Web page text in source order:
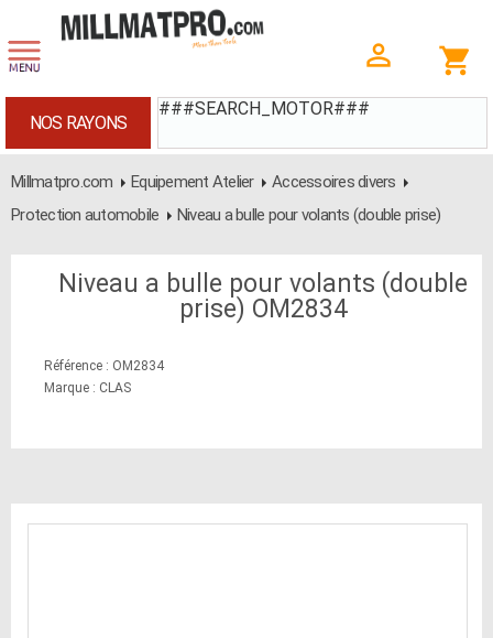
###SEARCH_MOTOR###
NOS RAYONS
Millmatpro.com Equipement Atelier
Accessoires divers
Protection automobile
Niveau a bulle pour volants (double prise)
Niveau a bulle pour volants (double
prise) OM2834
Référence : OM2834
Marque : CLAS